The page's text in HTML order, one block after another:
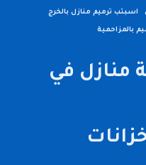
اسبتب ترميم منازل بالخرج
بالمزاحمية
منازل في